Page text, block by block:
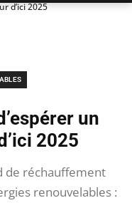
d’ici 2025
un
2025
de réchauffement
renouvelables :